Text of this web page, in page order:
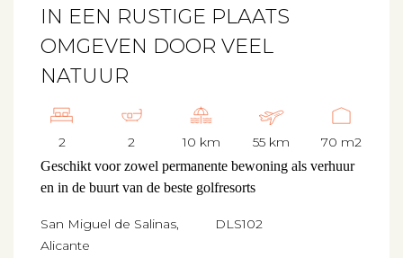
IN EEN RUSTIGE PLAATS
OMGEVEN DOOR VEEL
NATUUR
2 2 10 km 55 km 70 m2
Geschikt voor zowel permanente bewoning als verhuur
en in de buurt van de beste golfresorts
San Miguel de Salinas,
Alicante
DLS102